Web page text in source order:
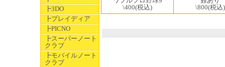
┣3DO
┣プレイディア
┣PICNO
┣スーパーノート
クラブ
┣モバイルノート
クラブ
\400(税込)
\800(税込)